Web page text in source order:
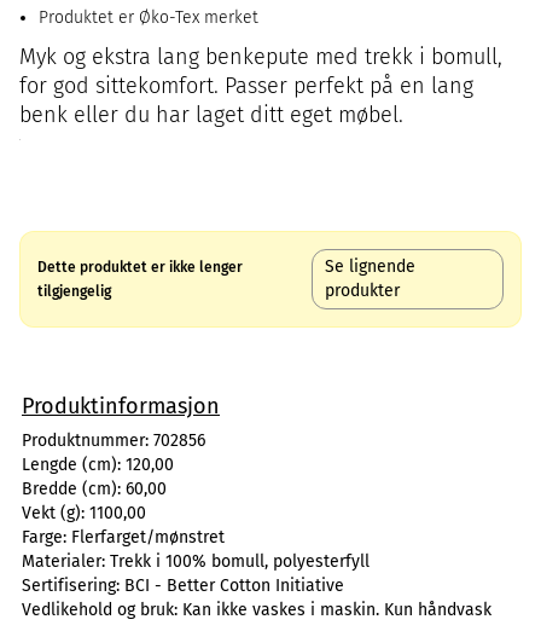
Produktet er Øko-Tex merket
Myk og ekstra lang benkepute med trekk i bomull,
for god sittekomfort. Passer perfekt på en lang
benk eller du har laget ditt eget møbel.
Dette produktet er ikke lenger
tilgjengelig
Se lignende
produkter
Produktinformasjon
Produktnummer: 702856
Lengde (cm): 120,00
Bredde (cm): 60,00
Vekt (g): 1100,00
Farge: Flerfarget/mønstret
Materialer: Trekk i 100% bomull, polyesterfyll
Sertifisering: BCI - Better Cotton Initiative
Vedlikehold og bruk: Kan ikke vaskes i maskin. Kun håndvask